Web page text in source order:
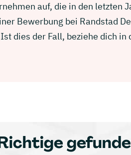
auf, die in den letzten
Bewerbung bei Randstad
dies der Fall, beziehe dich